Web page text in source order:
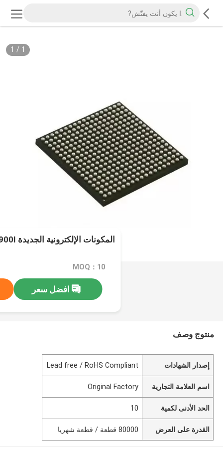
1
/
1
المكونات الإلكترونية الجديدة XC7K410T-2FBG900I
MOQ：10
افضل سعر
منتوج وصف
إصدار الشهادات Lead free / RoHS Compliant
اسم العلامة التجارية Original Factory
الحد الأدنى لكمية 10
القدرة على العرض 80000 قطعة / قطعة شهريا